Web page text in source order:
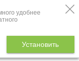
удобнее
Установить